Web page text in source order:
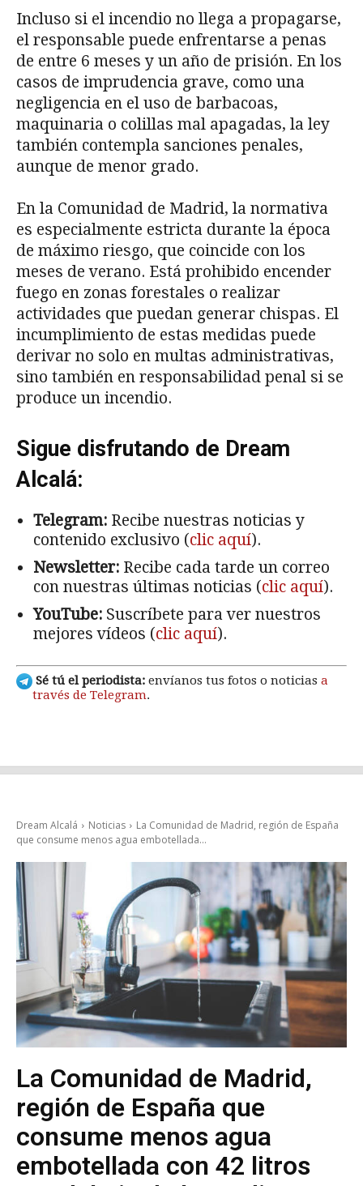
Incluso si el incendio no llega a propagarse,
el responsable puede enfrentarse a penas
de entre 6 meses y un año de prisión. En los
casos de imprudencia grave, como una
negligencia en el uso de barbacoas,
maquinaria o colillas mal apagadas, la ley
también contempla sanciones penales,
aunque de menor grado.
En la Comunidad de Madrid, la normativa
es especialmente estricta durante la época
de máximo riesgo, que coincide con los
meses de verano. Está prohibido encender
fuego en zonas forestales o realizar
actividades que puedan generar chispas. El
incumplimiento de estas medidas puede
derivar no solo en multas administrativas,
sino también en responsabilidad penal si se
produce un incendio.
Sigue disfrutando de Dream
Alcalá:
Telegram: Recibe nuestras noticias y
contenido exclusivo (clic aquí).
Newsletter: Recibe cada tarde un correo
con nuestras últimas noticias (clic aquí).
YouTube: Suscríbete para ver nuestros
mejores vídeos (clic aquí).
Sé tú el periodista: envíanos tus fotos o noticias a
través de Telegram.